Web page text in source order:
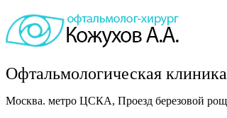
Офтальмологическая
Москва. метро ЦСКА, Проезд березовой